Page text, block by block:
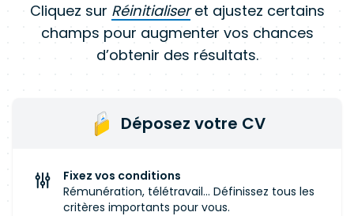
Cliquez sur Réinitialiseret ajustez certains
champs pour augmenter vos chances
d’obtenir des résultats.
Déposez votre CV
Fixez vos conditions
Rémunération, télétravail... Définissez tous les
critères importants pour vous.